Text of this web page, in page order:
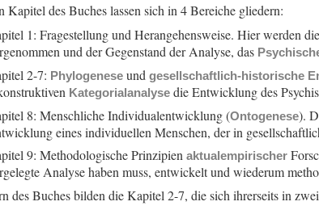
Kapitel des Buches lassen sich in 4 Bereiche gliedern:
1: Fragestellung und Herangehensweise. Hier werden die
und der Gegenstand der Analyse, das
2-7: Phylogenese undgesellschaftlich-historische
Kategorialanalyse die Entwicklung des
8: Menschliche Individualentwicklung (Ontogenese).
eines individuellen Menschen, der in
9: Methodologische Prinzipienaktualempirischer
Analyse haben muss, entwickelt und wiederum
des Buches bilden die Kapitel 2-7, die sich ihrerseits in